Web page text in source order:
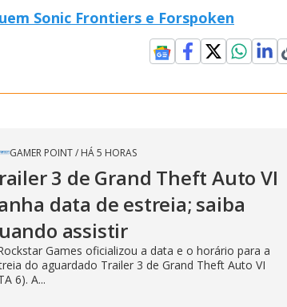
Sonic Frontiers e Forspoken
GAMER POINT/ HÁ 5 HORAS
3 de Grand Theft Auto VI
data de estreia; saiba
assistir
Games oficializou a data e o horário para a
do aguardado Trailer 3 de Grand Theft Auto VI
6). A...